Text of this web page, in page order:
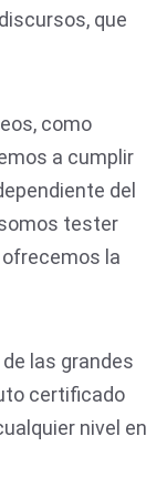
que
como
a cumplir
del
tester
la
las grandes
certificado
nivel en